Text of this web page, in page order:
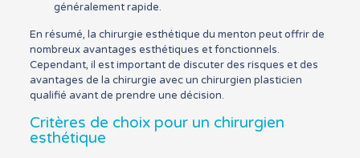
généralement rapide.
En résumé, la chirurgie esthétique du menton peut offrir de
nombreux avantages esthétiques et fonctionnels.
Cependant, il est important de discuter des risques et des
avantages de la chirurgie avec un chirurgien plasticien
qualifié avant de prendre une décision.
Critères de choix pour un chirurgien
esthétique